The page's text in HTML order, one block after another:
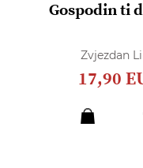
Gospodin ti
Zvjezdan
17,90